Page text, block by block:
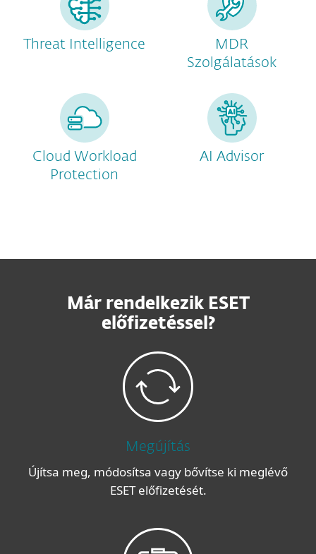
Threat Intelligence
MDR
Szolgálatások
Cloud Workload
Protection
AI Advisor
Már rendelkezik ESET
előfizetéssel?
Megújítás
Újítsa meg, módosítsa vagy bővítse ki meglévő
ESET előfizetését.